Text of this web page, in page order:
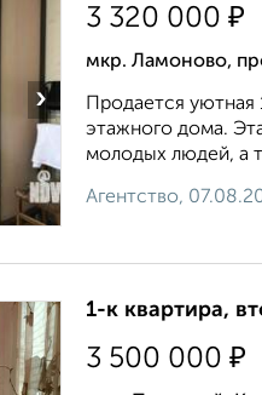
›
3 320 000 ₽
мкр. Ламоново,
Продается
этажного дома.
молодых людей, а
Агентство,
1-к квартира,
3 500 000 ₽